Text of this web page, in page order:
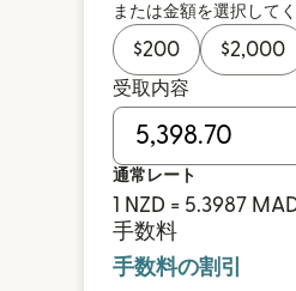
または金額を選択して
$200 $2,000
受取内容
通常レート
1 NZD = 5.3987
手数料
手数料の割引